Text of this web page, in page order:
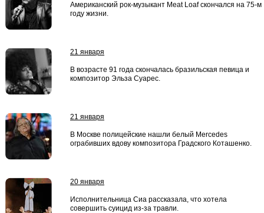
Американский рок-музыкант Meat Loaf скончался на 75-м
году жизни.
21 января
В возрасте 91 года скончалась бразильская певица и
композитор Эльза Суарес.
21 января
В Москве полицейские нашли белый Mercedes
ограбивших вдову композитора Градского Коташенко.
20 января
Исполнительница Сиа рассказала, что хотела
совершить суицид из-за травли.